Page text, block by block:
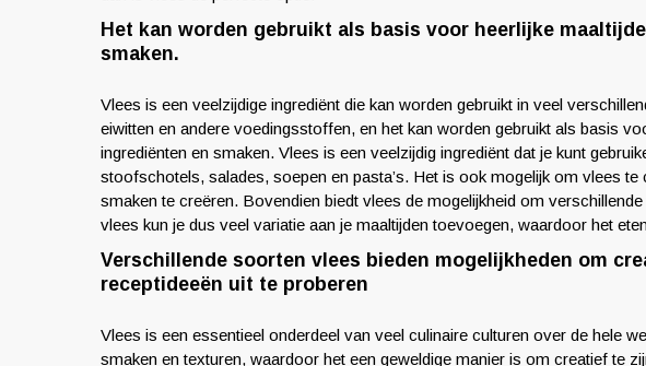
Het kan worden gebruikt als basis voor heerlijke
smaken.
Vlees is een veelzijdige ingrediënt die kan worden gebruikt in veel
eiwitten en andere voedingsstoffen, en het kan worden gebruikt als basis
ingrediënten en smaken. Vlees is een veelzijdig ingrediënt dat je kunt
stoofschotels, salades, soepen en pasta’s. Het is ook mogelijk om vlees
smaken te creëren. Bovendien biedt vlees de mogelijkheid om
vlees kun je dus veel variatie aan je maaltijden toevoegen, waardoor het
Verschillende soorten vlees bieden mogelijkheden om
receptideeën uit te proberen
Vlees is een essentieel onderdeel van veel culinaire culturen over de hele
smaken en texturen, waardoor het een geweldige manier is om creatief te